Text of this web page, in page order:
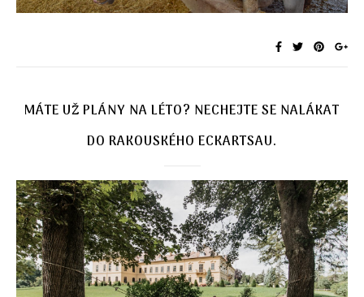
MÁTE UŽ PLÁNY NA LÉTO? NECHEJTE SE NALÁKAT
DO RAKOUSKÉHO ECKARTSAU.